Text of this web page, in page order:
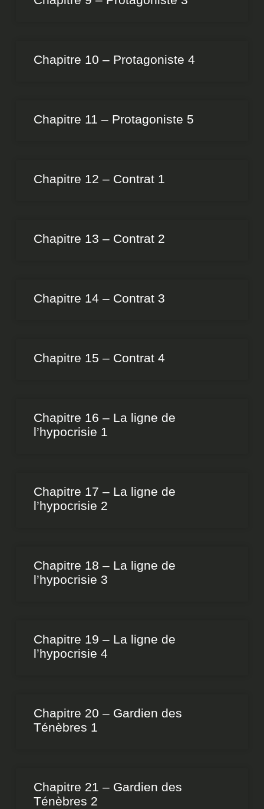
Chapitre 10 – Protagoniste 4
Chapitre 11 – Protagoniste 5
Chapitre 12 – Contrat 1
Chapitre 13 – Contrat 2
Chapitre 14 – Contrat 3
Chapitre 15 – Contrat 4
Chapitre 16 – La ligne de
l’hypocrisie 1
Chapitre 17 – La ligne de
l’hypocrisie 2
Chapitre 18 – La ligne de
l’hypocrisie 3
Chapitre 19 – La ligne de
l’hypocrisie 4
Chapitre 20 – Gardien des
Ténèbres 1
Chapitre 21 – Gardien des
Ténèbres 2